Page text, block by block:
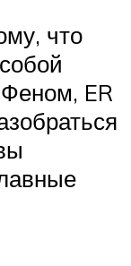
что
ER